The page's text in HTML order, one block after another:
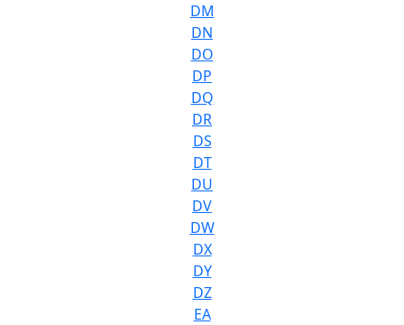
DM
DN
DO
DP
DQ
DR
DS
DT
DU
DV
DW
DX
DY
DZ
EA